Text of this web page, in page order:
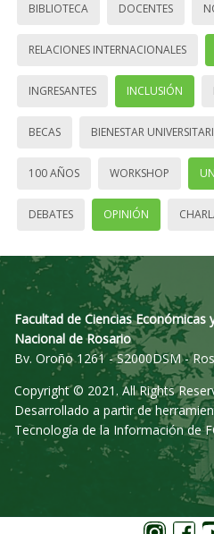
BIBLIOTECA DOCENTES
RELACIONES INTERNACIONALES
INGRESANTES INCLUSIÓN
BECAS BIENESTAR
100 AÑOS WORKSHOP
DEBATES OPINIÓN
Facultad de Ciencias Económicas
Nacional de Rosario
Bv. Oroño 1261 - S2000DSM -
Copyright © 2021. All Rights
Desarrollado a partir de
Tecnología de la Información de